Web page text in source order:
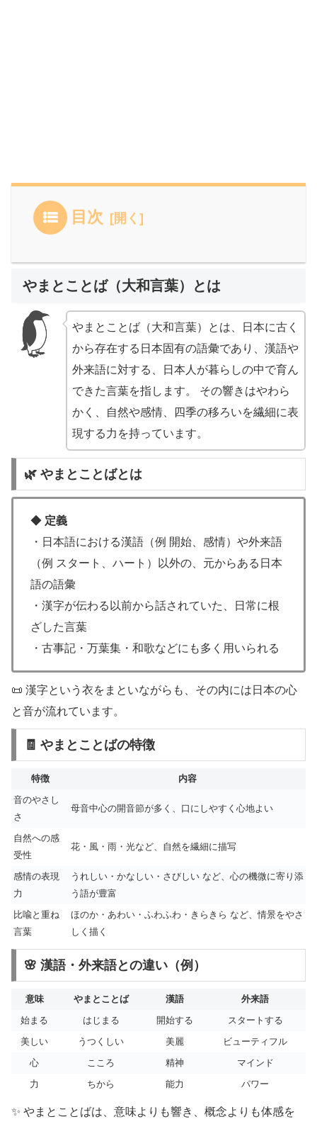
目次
やまとことば（大和言葉）とは
やまとことば（大和言葉）とは、日本に古く
から存在する日本固有の語彙であり、漢語や
外来語に対する、日本人が暮らしの中で育ん
できた言葉を指します。 その響きはやわら
かく、自然や感情、四季の移ろいを繊細に表
現する力を持っています。
🌿 やまとことばとは
◆ 定義
・日本語における漢語（例 開始、感情）や外来語
（例 スタート、ハート）以外の、元からある日本
語の語彙
・漢字が伝わる以前から話されていた、日常に根
ざした言葉
・古事記・万葉集・和歌などにも多く用いられる
📜 漢字という衣をまといながらも、その内には日本の心
と音が流れています。
🧾 やまとことばの特徴
特徴
内容
音のやさし
さ
母音中心の開音節が多く、口にしやすく心地よい
自然への感
受性
花・風・雨・光など、自然を繊細に描写
感情の表現
力
うれしい・かなしい・さびしい など、心の機微に寄り添
う語が豊富
比喩と重ね
言葉
ほのか・あわい・ふわふわ・きらきら など、情景をやさ
しく描く
🌸 漢語・外来語との違い（例）
意味 やまとことば 漢語
外来語
始まる
はじまる 開始する
スタートする
美しい
うつくしい 美麗
ビューティフル
心
こころ 精神
マインド
力
ちから 能力 パワー
✨ やまとことばは、意味よりも響き、概念よりも体感を